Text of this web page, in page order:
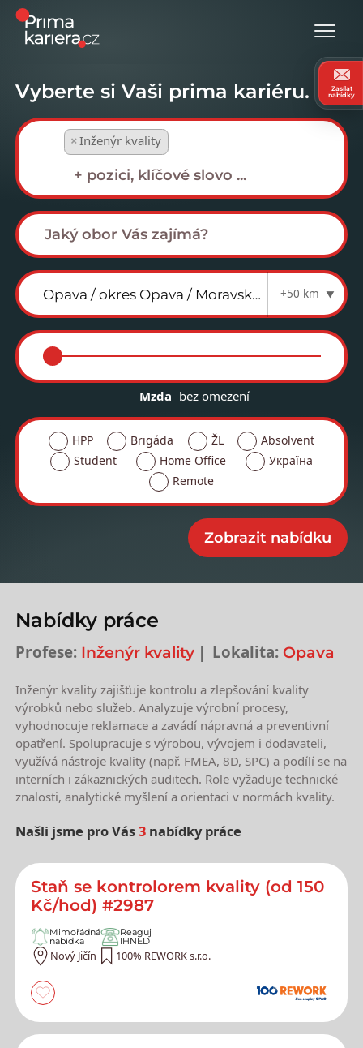
Vyberte si Vaši prima kariéru.
×Inženýr kvality
+50 km
Mzda bez omezení
HPP Brigáda ŽL
Absolvent
Student
Home Office
Україна
Remote
Nabídky práce
Profese: Inženýr kvality Lokalita: Opava
Inženýr kvality zajišťuje kontrolu a zlepšování kvality
výrobků nebo služeb. Analyzuje výrobní procesy,
vyhodnocuje reklamace a zavádí nápravná a preventivní
opatření. Spolupracuje s výrobou, vývojem i dodavateli,
využívá nástroje kvality (např. FMEA, 8D, SPC) a podílí se na
interních i zákaznických auditech. Role vyžaduje technické
znalosti, analytické myšlení a orientaci v normách kvality.
Našli jsme pro Vás3 nabídky práce
Nejnovější nabídky práce
Staň se kontrolorem kvality (od 150
Kč/hod) #2987
Mimořádná
nabídka
Reaguj
IHNED
Nový Jičín 100% REWORK s.r.o.
Zasílat
nabídky